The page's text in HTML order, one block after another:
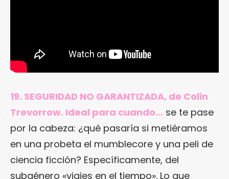
19. SEGURIDAD NO GARANTIZADA, de Colin
Trevorrow. Ideal para cuando… se te pase
por la cabeza: ¿qué pasaría si metiéramos
en una probeta el mumblecore y una peli de
ciencia ficción? Específicamente, del
subgénero «viajes en el tiempo». Lo que